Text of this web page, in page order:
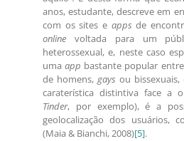
anos, estudante, descreve em
com os sites e apps de
online voltada para um
heterossexual, e, neste caso
umaapp bastante popular
de homens, gays ou
caraterística distintiva face a
Tinder, por exemplo), é a
geolocalização dos usuários,
(Maia & Bianchi, 2008)[5].